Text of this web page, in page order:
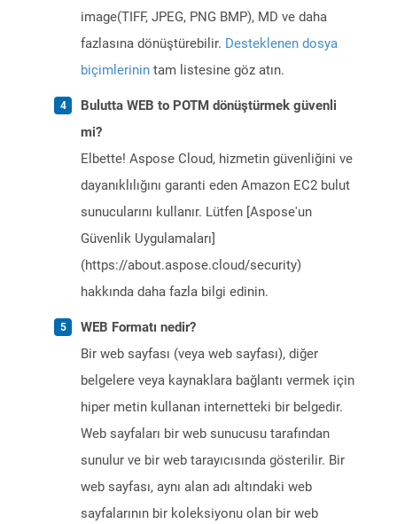
image(TIFF, JPEG, PNG BMP), MD ve daha
fazlasına dönüştürebilir. Desteklenen dosya
biçimlerinin tam listesine göz atın.
Bulutta WEB to POTM dönüştürmek güvenli
mi?
Elbette! Aspose Cloud, hizmetin güvenliğini ve
dayanıklılığını garanti eden Amazon EC2 bulut
sunucularını kullanır. Lütfen [Aspose'un
Güvenlik Uygulamaları]
(https://about.aspose.cloud/security)
hakkında daha fazla bilgi edinin.
WEB Formatı nedir?
Bir web sayfası (veya web sayfası), diğer
belgelere veya kaynaklara bağlantı vermek için
hiper metin kullanan internetteki bir belgedir.
Web sayfaları bir web sunucusu tarafından
sunulur ve bir web tarayıcısında gösterilir. Bir
web sayfası, aynı alan adı altındaki web
sayfalarının bir koleksiyonu olan bir web